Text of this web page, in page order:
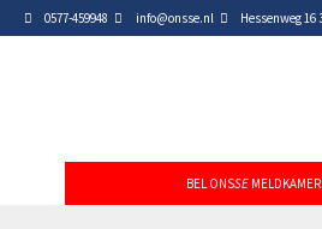
0577-459948 info@onsse.nl Hessenweg 16
BEL ONSSE